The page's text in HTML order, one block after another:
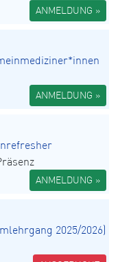
ANMELDUNG »
ANMELDUNG »
ANMELDUNG »
2025/2026)